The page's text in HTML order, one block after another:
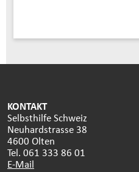
KONTAKT
Selbsthilfe Schweiz
Neuhardstrasse 38
4600 Olten
Tel. 061 333 86 01
E-Mail